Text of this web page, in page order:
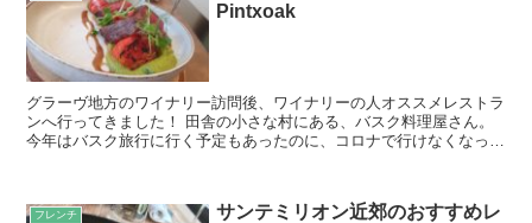
Pintxoak
グラーヴ地方のワイナリー訪問後、ワイナリーの人オススメレストラ
ンへ行ってきました！ 田舎の小さな村にある、バスク料理屋さん。
今年はバスク旅行に行く予定もあったのに、コロナで行けなくなっ
フレンチ
サンテミリオン近郊のおすすめレ